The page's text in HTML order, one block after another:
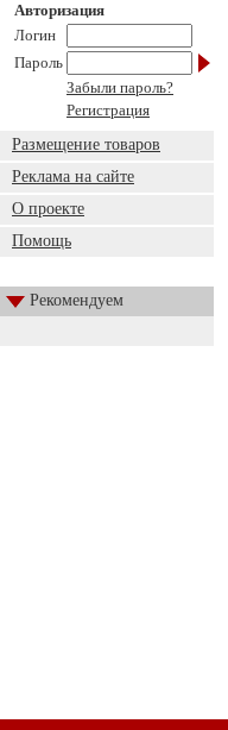
Авторизация
Логин
Пароль
Забыли пароль?
Регистрация
Размещение товаров
Реклама на сайте
О проекте
Помощь
Рекомендуем